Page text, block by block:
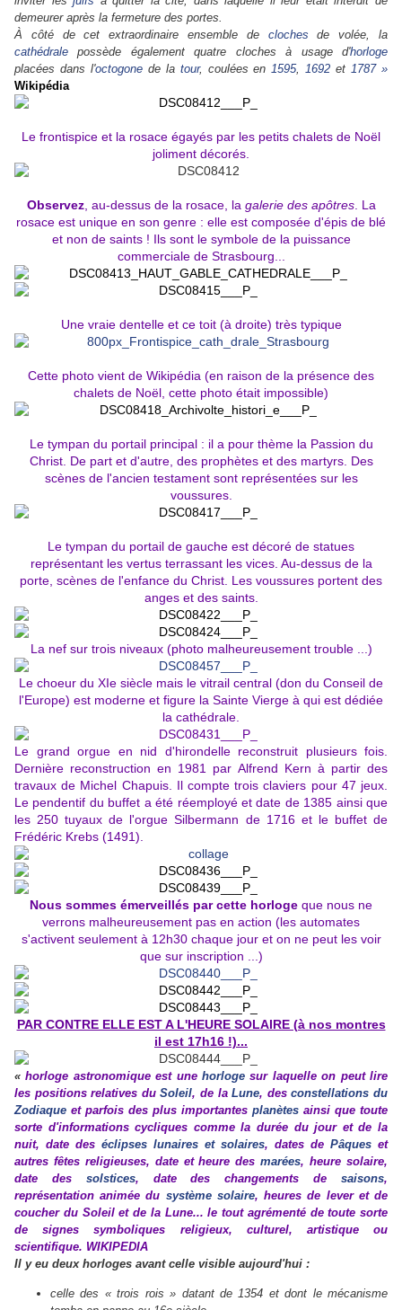
demeurer après la fermeture des portes.
À côté de cet extraordinaire ensemble de cloches de volée, la
cathédrale possède également quatre cloches à usage d'horloge
placées dans l'octogonede la tour, coulées en1595,1692 et1787 »
Wikipédia
Le frontispice et la rosace égayés par les petits chalets de Noël
joliment décorés.
Observez, au-dessus de la rosace, la galerie des apôtres. La
rosace est unique en son genre : elle est composée d'épis de blé
et non de saints ! Ils sont le symbole de la puissance
commerciale de Strasbourg...
Une vraie dentelle et ce toit (à droite) très typique
Cette photo vient de Wikipédia (en raison de la présence des
chalets de Noël, cette photo était impossible)
Le tympan du portail principal : il a pour thème la Passion du
Christ. De part et d'autre, des prophètes et des martyrs. Des
scènes de l'ancien testament sont représentées sur les
voussures.
Le tympan du portail de gauche est décoré de statues
représentant les vertus terrassant les vices. Au-dessus de la
porte, scènes de l'enfance du Christ. Les voussures portent des
anges et des saints.
La nef sur trois niveaux (photo malheureusement trouble ...)
Le choeur du XIe siècle mais le vitrail central (don du Conseil de
l'Europe) est moderne et figure la Sainte Vierge à qui est dédiée
la cathédrale.
Le grand orgue en nid d'hirondelle reconstruit plusieurs fois.
Dernière reconstruction en 1981 par Alfrend Kern à partir des
travaux de Michel Chapuis. Il compte trois claviers pour 47 jeux.
Le pendentif du buffet a été réemployé et date de 1385 ainsi que
les 250 tuyaux de l'orgue Silbermann de 1716 et le buffet de
Frédéric Krebs (1491).
Nous sommes émerveillés par cette horloge que nous ne
verrons malheureusement pas en action (les automates
s'activent seulement à 12h30 chaque jour et on ne peut les voir
que sur inscription ...)
PAR CONTRE ELLE EST A L'HEURE SOLAIRE (à nos montres
il est 17h16 !)...
« horloge astronomiqueest unehorloge sur laquelle on peut lire
les positions relatives duSoleil, de laLune, desconstellations du
Zodiaque et parfois des plus importantes planètes ainsi que toute
sorte d'informations cycliques comme la durée du jour et de la
nuit, date des éclipses lunaires et solaires, dates de Pâques et
autres fêtes religieuses, date et heure desmarées, heure solaire,
date des solstices, date des changements desaisons,
représentation animée du système solaire, heures de lever et de
coucher du Soleil et de la Lune... le tout agrémenté de toute sorte
de signes symboliques religieux, culturel, artistique ou
scientifique. WIKIPEDIA
Il y eu deux horloges avant celle visible aujourd'hui :
celle des « trois rois » datant de 1354 et dont le mécanisme